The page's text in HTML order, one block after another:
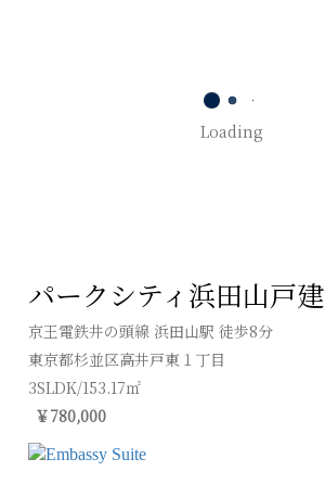
Loading
パークシティ浜田山戸建
京王電鉄井の頭線 浜田山駅 徒歩8分
東京都杉並区高井戸東１丁目
3SLDK/153.17㎡
￥780,000